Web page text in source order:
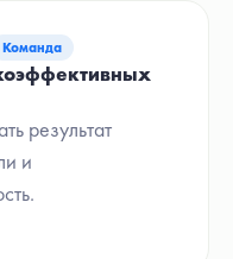
Команда
результат
и